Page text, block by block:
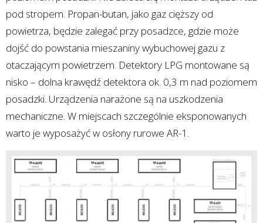
pod stropem. Propan-butan, jako gaz cięższy od
powietrza, będzie zalegać przy posadzce, gdzie może
dojść do powstania mieszaniny wybuchowej gazu z
otaczającym powietrzem. Detektory LPG montowane są
nisko – dolna krawędź detektora ok. 0,3 m nad poziomem
posadzki. Urządzenia narażone są na uszkodzenia
mechaniczne. W miejscach szczególnie eksponowanych
warto je wyposażyć w osłony rurowe AR-1.